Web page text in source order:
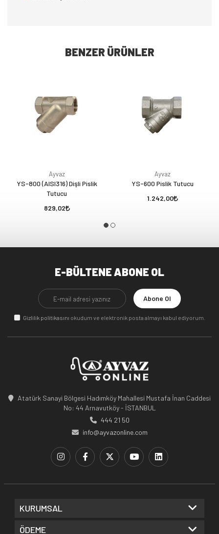
BENZER ÜRÜNLER
Ayvaz
YS-800 (AISI316) Dişli Pislik
Tutucu
829,02
Ayvaz
YS-600 Pislik Tutucu
1.242,00
E-BÜLTENE ABONE OL
Abone Ol
Gizlilik politikasını okudum ve elektronik posta almayı kabul ediyorum.
Atatürk Sanayi Bölgesi Hadımköy Mahallesi Mustafa İnan Caddesi
No: 44 Arnavutköy - İSTANBUL
444 21 50
info@ayvazonline.com
KURUMSAL
ÖDEME